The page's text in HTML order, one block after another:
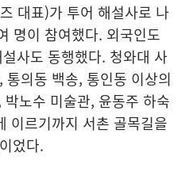
대표)가 투어 해설사로 나
명이 참여했다. 외국인도
사도 동행했다. 청와대 사
의동 백송, 통인동 이상의
노수 미술관, 윤동주 하숙
이르기까지 서촌 골목길을
었다.